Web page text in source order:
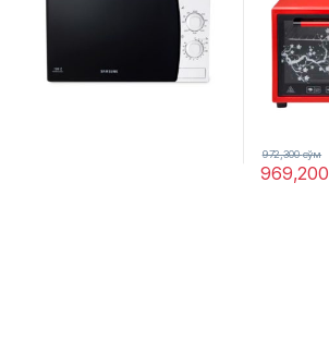
969,200
972,300сўм